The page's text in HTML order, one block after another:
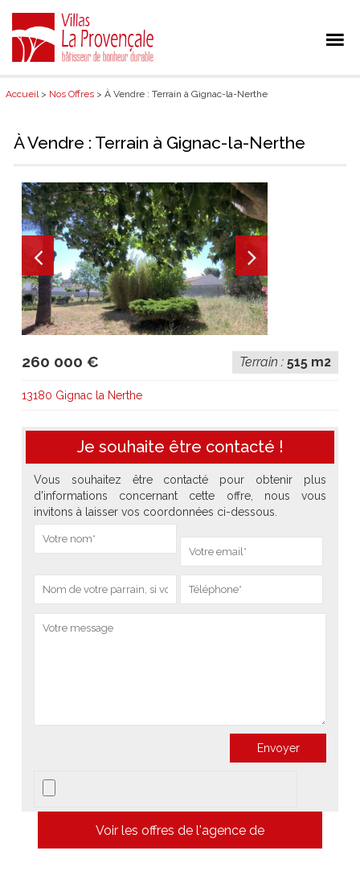
Accueil> Nos Offres > À Vendre : Terrain à Gignac-la-Nerthe
À Vendre : Terrain à Gignac-la-Nerthe
260 000 € Terrain : 515 m2
13180 Gignac la Nerthe
Je souhaite être contacté !
Vous souhaitez être contacté pour obtenir plus
d'informations concernant cette offre, nous vous
invitons à laisser vos coordonnées ci-dessous.
Voir les offres de l'agence de